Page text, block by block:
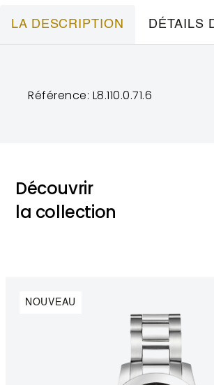
LA DESCRIPTION DÉTAILS
Référence: L8.110.0.71.6
Découvrir
la collection
NOUVEAU